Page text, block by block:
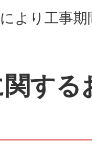
より工事
する